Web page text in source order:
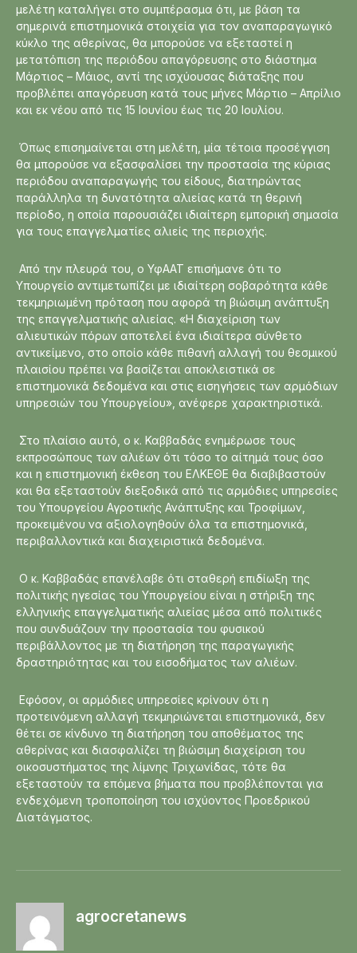
μελέτη καταλήγει στο συμπέρασμα ότι, με βάση τα
σημερινά επιστημονικά στοιχεία για τον αναπαραγωγικό
κύκλο της αθερίνας, θα μπορούσε να εξεταστεί η
μετατόπιση της περιόδου απαγόρευσης στο διάστημα
Μάρτιος – Μάιος, αντί της ισχύουσας διάταξης που
προβλέπει απαγόρευση κατά τους μήνες Μάρτιο – Απρίλιο
και εκ νέου από τις 15 Ιουνίου έως τις 20 Ιουλίου.
Όπως επισημαίνεται στη μελέτη, μία τέτοια προσέγγιση
θα μπορούσε να εξασφαλίσει την προστασία της κύριας
περιόδου αναπαραγωγής του είδους, διατηρώντας
παράλληλα τη δυνατότητα αλιείας κατά τη θερινή
περίοδο, η οποία παρουσιάζει ιδιαίτερη εμπορική σημασία
για τους επαγγελματίες αλιείς της περιοχής.
Από την πλευρά του, ο ΥφΑΑΤ επισήμανε ότι το
Υπουργείο αντιμετωπίζει με ιδιαίτερη σοβαρότητα κάθε
τεκμηριωμένη πρόταση που αφορά τη βιώσιμη ανάπτυξη
της επαγγελματικής αλιείας. «Η διαχείριση των
αλιευτικών πόρων αποτελεί ένα ιδιαίτερα σύνθετο
αντικείμενο, στο οποίο κάθε πιθανή αλλαγή του θεσμικού
πλαισίου πρέπει να βασίζεται αποκλειστικά σε
επιστημονικά δεδομένα και στις εισηγήσεις των αρμόδιων
υπηρεσιών του Υπουργείου», ανέφερε χαρακτηριστικά.
Στο πλαίσιο αυτό, ο κ. Καββαδάς ενημέρωσε τους
εκπροσώπους των αλιέων ότι τόσο το αίτημά τους όσο
και η επιστημονική έκθεση του ΕΛΚΕΘΕ θα διαβιβαστούν
και θα εξεταστούν διεξοδικά από τις αρμόδιες υπηρεσίες
του Υπουργείου Αγροτικής Ανάπτυξης και Τροφίμων,
προκειμένου να αξιολογηθούν όλα τα επιστημονικά,
περιβαλλοντικά και διαχειριστικά δεδομένα.
Ο κ. Καββαδάς επανέλαβε ότι σταθερή επιδίωξη της
πολιτικής ηγεσίας του Υπουργείου είναι η στήριξη της
ελληνικής επαγγελματικής αλιείας μέσα από πολιτικές
που συνδυάζουν την προστασία του φυσικού
περιβάλλοντος με τη διατήρηση της παραγωγικής
δραστηριότητας και του εισοδήματος των αλιέων.
Εφόσον, οι αρμόδιες υπηρεσίες κρίνουν ότι η
προτεινόμενη αλλαγή τεκμηριώνεται επιστημονικά, δεν
θέτει σε κίνδυνο τη διατήρηση του αποθέματος της
αθερίνας και διασφαλίζει τη βιώσιμη διαχείριση του
οικοσυστήματος της λίμνης Τριχωνίδας, τότε θα
εξεταστούν τα επόμενα βήματα που προβλέπονται για
ενδεχόμενη τροποποίηση του ισχύοντος Προεδρικού
Διατάγματος.
agrocretanews